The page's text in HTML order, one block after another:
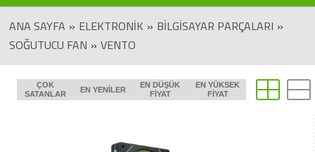
ANA SAYFA » ELEKTRONIK » BİLGİSAYAR PARÇALARI »
SOĞUTUCU FAN » VENTO
ÇOK
SATANLAR
EN YENILER
EN DÜŞÜK
FIYAT
EN YÜKSEK
FIYAT